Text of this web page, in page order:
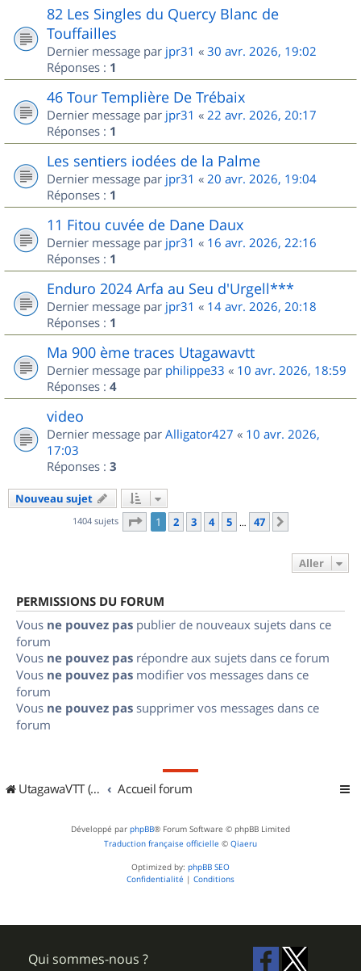
82 Les Singles du Quercy Blanc de
Touffailles
Dernier message par jpr31 « 30 avr. 2026, 19:02
Réponses : 1
46 Tour Templière De Trébaix
Dernier message par jpr31 « 22 avr. 2026, 20:17
Réponses : 1
Les sentiers iodées de la Palme
Dernier message par jpr31 « 20 avr. 2026, 19:04
Réponses : 1
11 Fitou cuvée de Dane Daux
Dernier message par jpr31 « 16 avr. 2026, 22:16
Réponses : 1
Enduro 2024 Arfa au Seu d'Urgell***
Dernier message par jpr31 « 14 avr. 2026, 20:18
Réponses : 1
Ma 900 ème traces Utagawavtt
Dernier message par philippe33 « 10 avr. 2026, 18:59
Réponses : 4
video
Dernier message par Alligator427 « 10 avr. 2026,
17:03
Réponses : 3
Nouveau sujet
1404 sujets Page 1sur
1 2 3 4 5 … 47
Aller
PERMISSIONS DU FORUM
Vous ne pouvez pas publier de nouveaux sujets dans ce
forum
Vous ne pouvez pas répondre aux sujets dans ce forum
Vous ne pouvez pas modifier vos messages dans ce
forum
Vous ne pouvez pas supprimer vos messages dans ce
forum
UtagawaVTT (Randos VTT et VTTAE avec traces GPS) Accueil forum
Développé par phpBB® Forum Software © phpBB Limited
Traduction française officielle © Qiaeru
Optimized by: phpBB SEO
Confidentialité | Conditions
Qui sommes-nous ?